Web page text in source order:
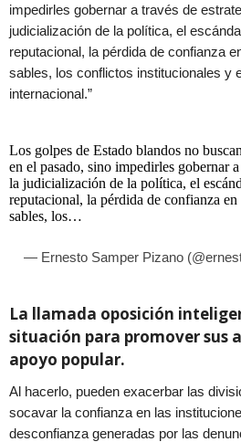
impedirles gobernar a través de
judicialización de la política, el
reputacional, la pérdida de confianza
sables, los conflictos institucionales y
internacional.”
Los golpes de Estado blandos no
en el pasado, sino impedirles gobernar
la judicialización de la política, el
reputacional, la pérdida de confianza
sables, los…
— Ernesto Samper Pizano
La llamada oposición
situación para promover sus
apoyo popular.
Al hacerlo, pueden exacerbar las
socavar la confianza en las
desconfianza generadas por las